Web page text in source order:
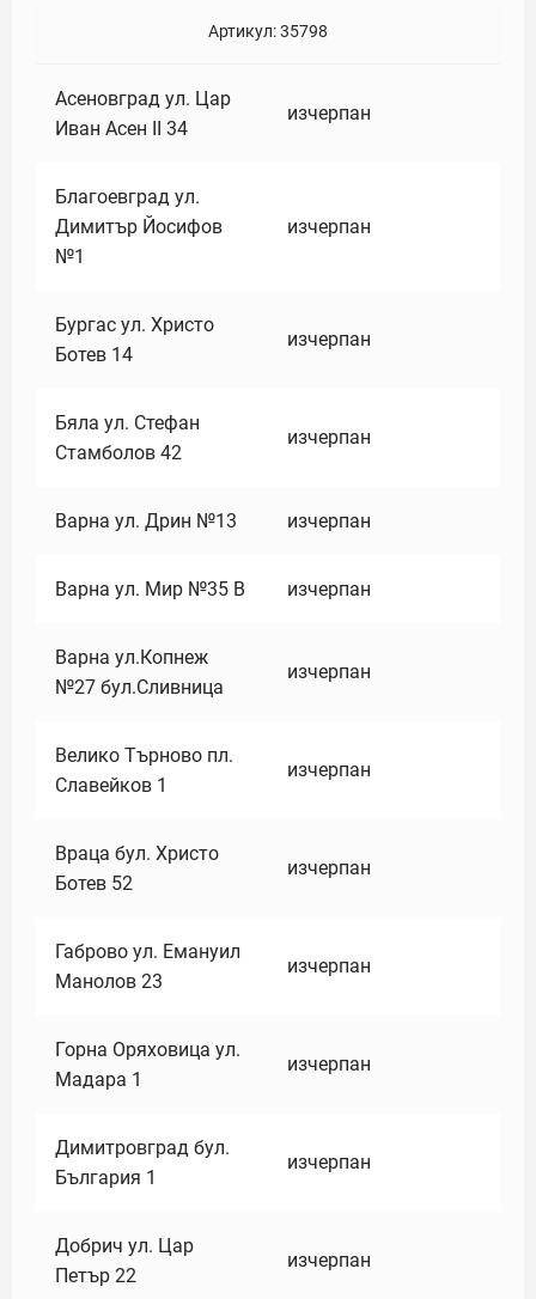
Артикул:35798
Асеновград ул. Цар
Иван Асен II 34
изчерпан
Благоевград ул.
Димитър Йосифов
№1
изчерпан
Бургас ул. Христо
Ботев 14
изчерпан
Бяла ул. Стефан
Стамболов 42
изчерпан
Варна ул. Дрин №13 изчерпан
Варна ул. Мир №35 В изчерпан
Варна ул.Копнеж
№27 бул.Сливница
изчерпан
Велико Търново пл.
Славейков 1
изчерпан
Враца бул. Христо
Ботев 52
изчерпан
Габрово ул. Емануил
Манолов 23
изчерпан
Горна Оряховица ул.
Мадара 1
изчерпан
Димитровград бул.
България 1
изчерпан
Добрич ул. Цар
Петър 22
изчерпан